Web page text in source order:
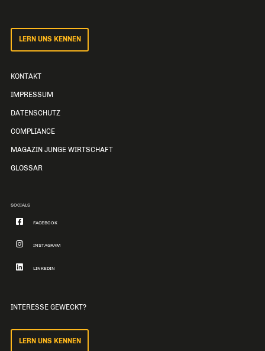
LERN UNS KENNEN
KONTAKT
IMPRESSUM
DATENSCHUTZ
COMPLIANCE
MAGAZIN JUNGE WIRTSCHAFT
GLOSSAR
SOCIALS
FACEBOOK
INSTAGRAM
LINKEDIN
INTERESSE GEWECKT?
LERN UNS KENNEN